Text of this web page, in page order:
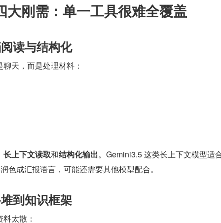
大刚需：单一工具很难全覆盖
读与结构化
天，而是处理材料：
长上下文读取和结构化输出。Gemini3.5 这类长上下文模型适
色成汇报语言，可能还需要其他模型配合。
到知识框架
太散：